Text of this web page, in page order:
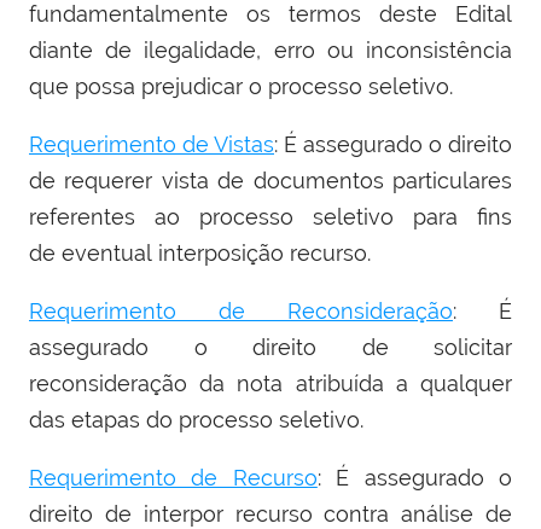
fundamentalmente os termos deste Edital
diante de ilegalidade, erro ou inconsistência
que possa prejudicar o processo seletivo.
Requerimento de Vistas: É assegurado o direito
de requerer vista de documentos particulares
referentes ao processo seletivo para fins
de eventual interposição recurso.
Requerimento de Reconsideração: É
assegurado o direito de solicitar
reconsideração da nota atribuída a qualquer
das etapas do processo seletivo.
Requerimento de Recurso: É assegurado o
direito de interpor recurso contra análise de